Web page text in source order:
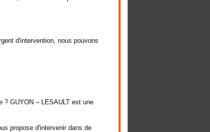
d'intervention, nous pouvons
? GUYON – LESAULT est une
propose d'intervenir dans de